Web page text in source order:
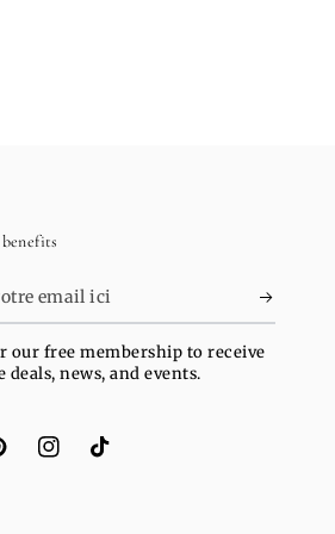
our free membership to receive
deals, news, and events.
InstagramTikTok